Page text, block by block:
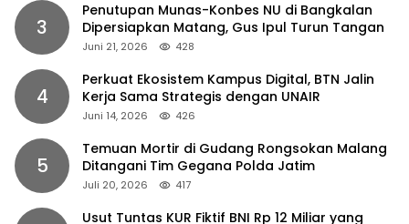
3
Penutupan Munas-Konbes NU di Bangkalan
Dipersiapkan Matang, Gus Ipul Turun Tangan
Juni 21, 2026 428
4
Perkuat Ekosistem Kampus Digital, BTN Jalin
Kerja Sama Strategis dengan UNAIR
Juni 14, 2026 426
5
Temuan Mortir di Gudang Rongsokan Malang
Ditangani Tim Gegana Polda Jatim
Juli 20, 2026 417
Usut Tuntas KUR Fiktif BNI Rp 12 Miliar yang